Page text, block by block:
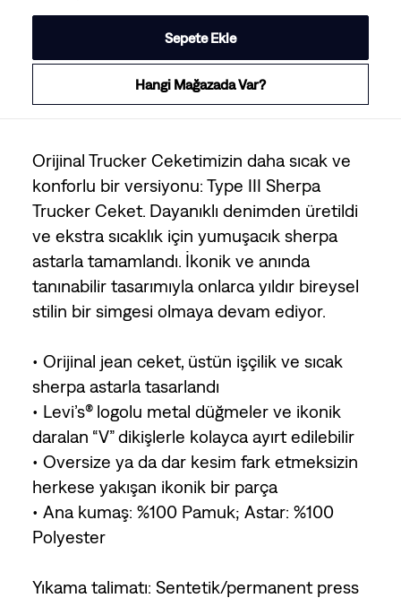
Sepete Ekle
Hangi Mağazada Var?
Orijinal Trucker Ceketimizin daha sıcak ve
konforlu bir versiyonu: Type III Sherpa
Trucker Ceket. Dayanıklı denimden üretildi
ve ekstra sıcaklık için yumuşacık sherpa
astarla tamamlandı. İkonik ve anında
tanınabilir tasarımıyla onlarca yıldır bireysel
stilin bir simgesi olmaya devam ediyor.
• Orijinal jean ceket, üstün işçilik ve sıcak
sherpa astarla tasarlandı
• Levi’s® logolu metal düğmeler ve ikonik
daralan “V” dikişlerle kolayca ayırt edilebilir
• Oversize ya da dar kesim fark etmeksizin
herkese yakışan ikonik bir parça
• Ana kumaş: %100 Pamuk; Astar: %100
Polyester
Yıkama talimatı: Sentetik/permanent press